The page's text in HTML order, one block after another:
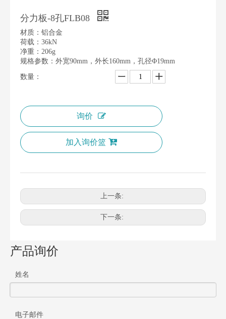
分力板-8孔FLB08
材质：铝合金
荷载：36kN
净重：206g
规格参数：外宽90mm，外长160mm，孔径Φ19mm
数量：
询价
加入询价篮
上一条:
下一条:
产品询价
姓名
电子邮件